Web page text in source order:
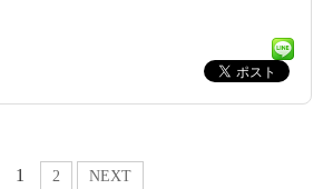
1 2 NEXT